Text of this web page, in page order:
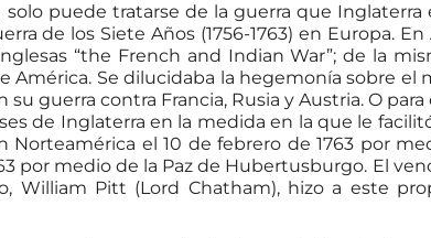
puede tratarse de la guerra que
de los Siete Años (1756-1763) en Europa.
“the French and Indian War”; de la
Se dilucidaba la hegemonía sobre el
guerra contra Francia, Rusia y Austria. O
de Inglaterra en la medida en la que le
el 10 de febrero de 1763 por
por medio de la Paz de Hubertusburgo. El
William Pitt (Lord Chatham), hizo a este